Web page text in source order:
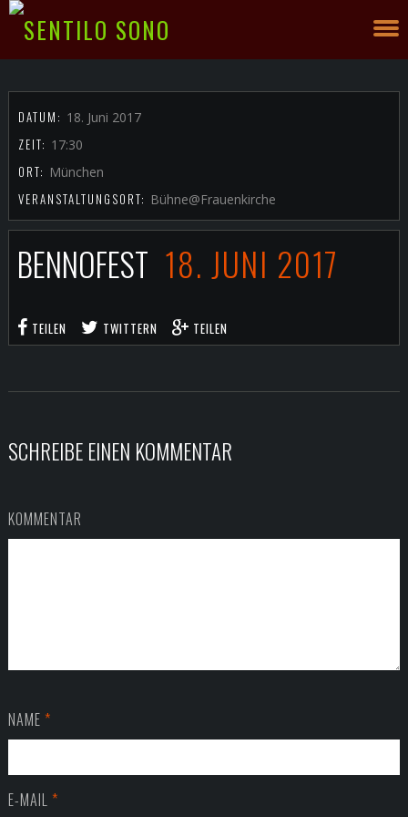
DATUM: 18. Juni 2017
ZEIT: 17:30
ORT: München
VERANSTALTUNGSORT: Bühne@Frauenkirche
BENNOFEST 18. JUNI 2017
TEILEN TWITTERN TEILEN
SCHREIBE EINEN KOMMENTAR
KOMMENTAR
NAME *
E-MAIL *